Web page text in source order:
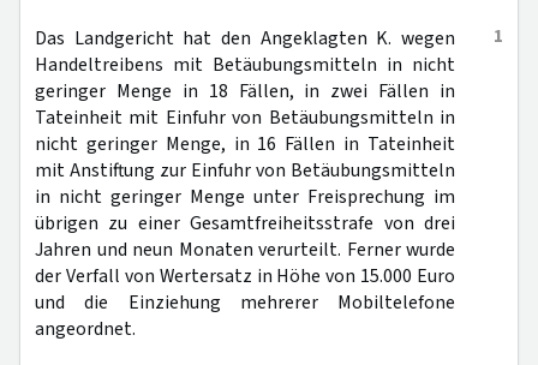
1
Das Landgericht hat den Angeklagten K. wegen
Handeltreibens mit Betäubungsmitteln in nicht
geringer Menge in 18 Fällen, in zwei Fällen in
Tateinheit mit Einfuhr von Betäubungsmitteln in
nicht geringer Menge, in 16 Fällen in Tateinheit
mit Anstiftung zur Einfuhr von Betäubungsmitteln
in nicht geringer Menge unter Freisprechung im
übrigen zu einer Gesamtfreiheitsstrafe von drei
Jahren und neun Monaten verurteilt. Ferner wurde
der Verfall von Wertersatz in Höhe von 15.000 Euro
und die Einziehung mehrerer Mobiltelefone
angeordnet.